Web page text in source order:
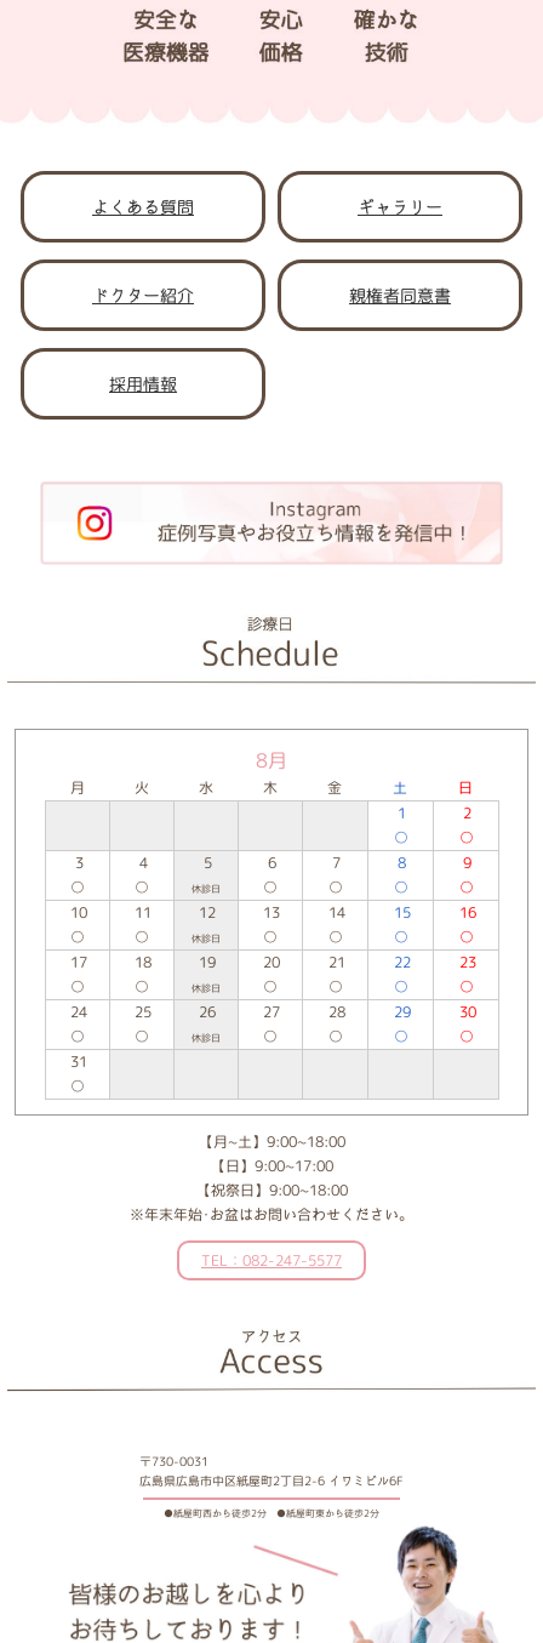
よくある質問 ギャラリー
ドクター紹介 親権者同意書
採用情報
8月
月 火 水 木 金 土
日
1
○
2
○
3
○
4
○
5
休診日
6
○
7
○
8
○
9
○
10
○
11
○
12
休診日
13
○
14
○
15
○
16
○
17
○
18
○
19
休診日
20
○
21
○
22
○
23
○
24
○
25
○
26
休診日
27
○
28
○
29
○
30
○
31
○
【月~土】9:00~18:00
【日】9:00~17:00
【祝祭日】9:00~18:00
※年末年始･お盆はお問い合わせください。
TEL：082-247-5577
〒730-0031
広島県広島市中区紙屋町2丁目2-6 イワミビル6F
●紙屋町西から徒歩2分 ●紙屋町東から徒歩2分